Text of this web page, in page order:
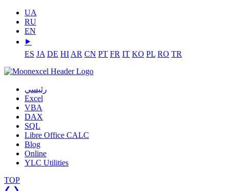
UA
RU
EN
⯈
ES JA DE HI AR CN PT FR IT KO PL RO TR
رئيسي
Excel
VBA
DAX
SQL
Libre Office CALC
Blog
Online
YLC Utilities
TOP